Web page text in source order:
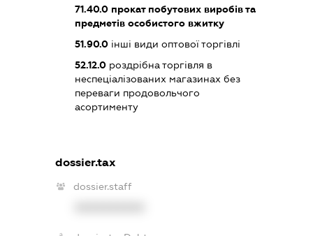
71.40.0 прокат побутових виробів та
предметів особистого вжитку
51.90.0 інші види оптової торгівлі
52.12.0 роздрібна торгівля в
неспеціалізованих магазинах без
переваги продовольчого
асортименту
dossier.tax
dossier.staff